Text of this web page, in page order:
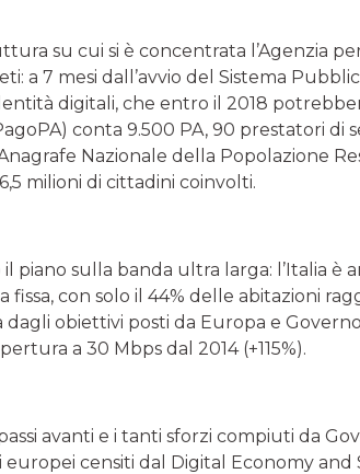
su cui si è concentrata l’Agenzia
a 7 mesi dall’avvio del Sistema
digitali, che entro il 2018
conta 9.500 PA, 90 prestatori di
Nazionale della Popolazione
milioni di cittadini coinvolti.
piano sulla banda ultra larga: l’Italia è
fissa, con solo il 44% delle abitazioni
dagli obiettivi posti da Europa e
a 30 Mbps dal 2014 (+115%).
avanti e i tanti sforzi compiuti da
europei censiti dal Digital Economy and